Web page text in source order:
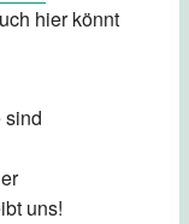
hier könnt
uns!